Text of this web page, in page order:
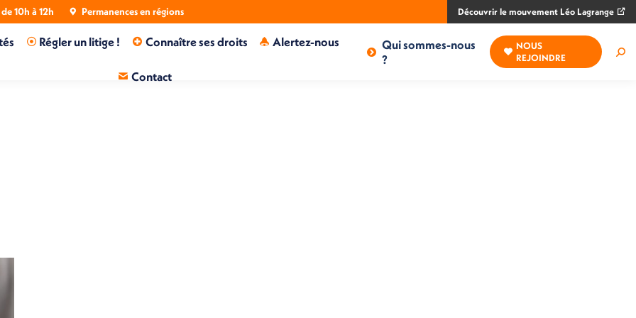
10h à 12h Permanences en régions Découvrir le mouvement Léo Lagrange
Régler un litige ! Connaître ses droits Alertez-nous
Contact
Qui sommes-nous
?
NOUS
REJOINDRE